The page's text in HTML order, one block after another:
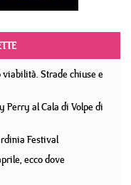
Strade chiuse e
Perry al Cala di Volpe di
Festival
ecco dove